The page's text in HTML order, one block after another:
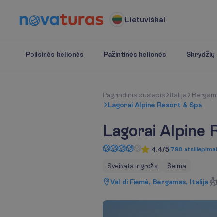
Lietuviškai
Poilsinės kelionės Pažintinės kelionės Skrydžių
Pagrindinis puslapis Italija
Lagorai Alpine Resort & Spa
Lagorai Alpine
4.4/5(798 atsiliepimai
Sveikata ir grožis Šeima
Val di Fiemė, Bergamas, Italija